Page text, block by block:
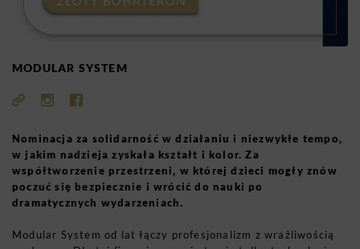
MODULAR SYSTEM
Nominacja za solidarność w działaniu i niezwykłe tempo,
w jakim nadzieja zyskała kształt i kolor. Za
współtworzenie przestrzeni, w której dzieci mogły znów
poczuć się bezpiecznie i wrócić do nauki po
dramatycznych wydarzeniach.
Modular System od lat łączy profesjonalizm z wrażliwością